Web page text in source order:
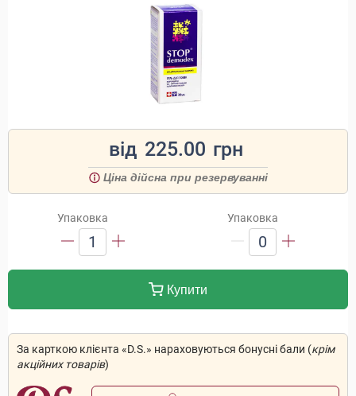
від 225.00 грн
Ціна дійсна при резервуванні
Упаковка
1
Упаковка
0
Купити
За карткою клієнта «D.S.» нараховуються бонусні бали (крім
акційних товарів)